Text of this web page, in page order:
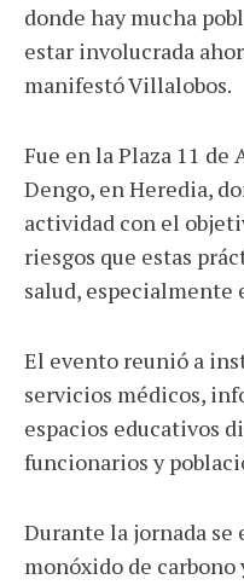
donde hay mucha
estar involucrada
manifestó Villalobos.
Fue en la Plaza 11 de
Dengo, en Heredia,
actividad con el
riesgos que estas
salud, especialmente
El evento reunió a
servicios médicos,
espacios educativos
funcionarios y
Durante la jornada
monóxido de carbono